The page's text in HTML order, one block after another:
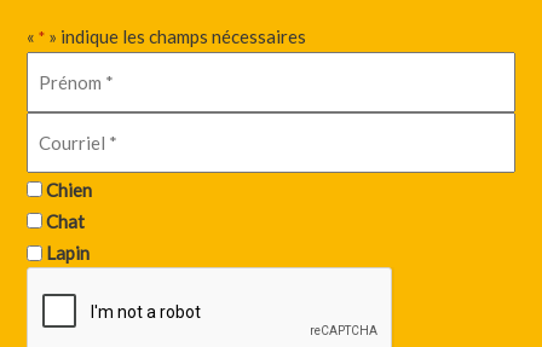
«* » indique les champs nécessaires
Chien
Chat
Lapin